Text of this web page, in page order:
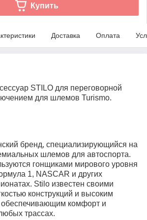
Купить
Доставка Оплата
STILO для переговорной
для шлемов Turismo.
бренд, специализирующийся на
шлемов для автоспорта.
гонщиками мирового уровня
1, NASCAR и других
Stilo известен своими
конструкций и высоким
комфорт и
трассах.